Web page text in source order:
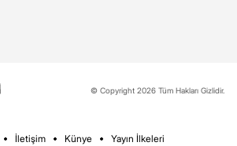
© Copyright 2026 Tüm Hakları Gizlidir.
İletişim Künye Yayın İlkeleri